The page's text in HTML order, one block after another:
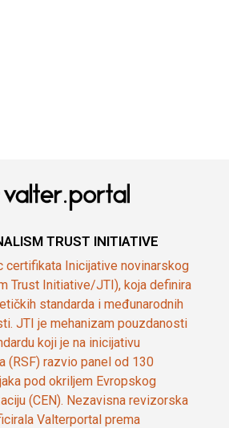
TRUST INITIATIVE
certifikata Inicijative novinarskog
Trust Initiative/JTI), koja definira
standarda i međunarodnih
JTI je mehanizam pouzdanosti
koji je na inicijativu
(RSF) razvio panel od 130
pod okriljem Evropskog
(CEN). Nezavisna revizorska
Valterportal prema